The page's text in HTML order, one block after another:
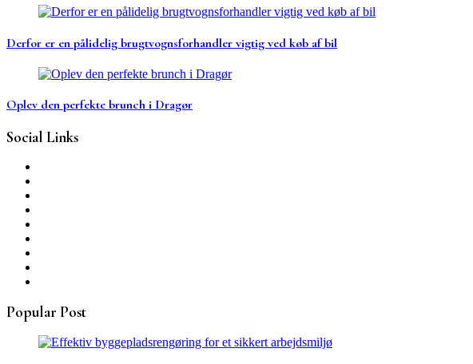
Derfor er en pålidelig brugtvognsforhandler vigtig ved køb af bil
Oplev den perfekte brunch i Dragør
Social Links
Popular Post